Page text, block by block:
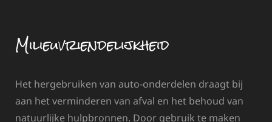
Milieuvriendelijkheid
Het hergebruiken van auto-onderdelen draagt bij
aan het verminderen van afval en het behoud van
natuurlijke hulpbronnen. Door gebruik te maken